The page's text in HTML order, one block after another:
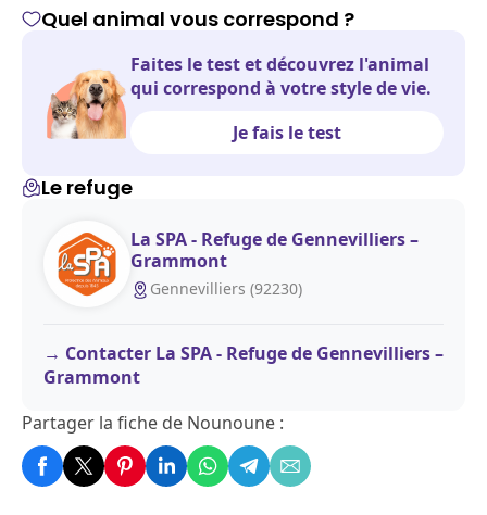
Quel animal vous correspond ?
Faites le test et découvrez l'animal
qui correspond à votre style de vie.
Je fais le test
Le refuge
La SPA - Refuge de Gennevilliers –
Grammont
Gennevilliers (92230)
Contacter La SPA - Refuge de Gennevilliers –
Grammont
Partager la fiche de Nounoune :